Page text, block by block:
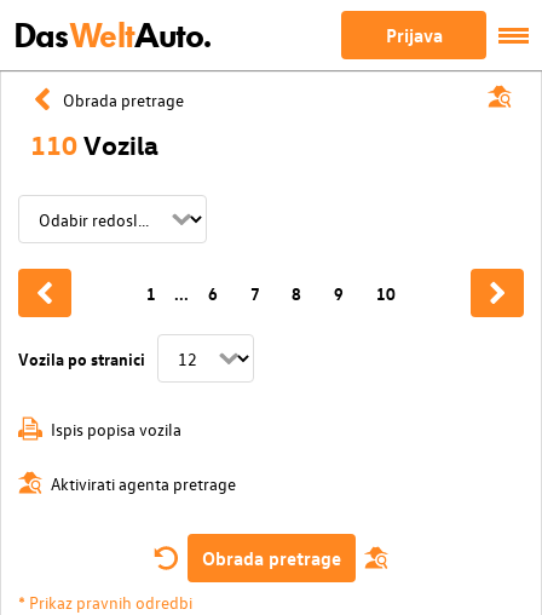
DasWeltAuto. Prijava
Obrada pretrage
110Vozila
Vozila po stranici
1 ... 6 7 8 9 10
Ispis popisa vozila
Aktivirati agenta pretrage
Obrada pretrage
* Prikaz pravnih odredbi